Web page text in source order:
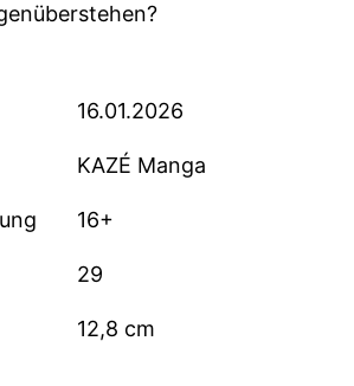
16.01.2026
KAZÉ Manga
16+
29
12,8 cm